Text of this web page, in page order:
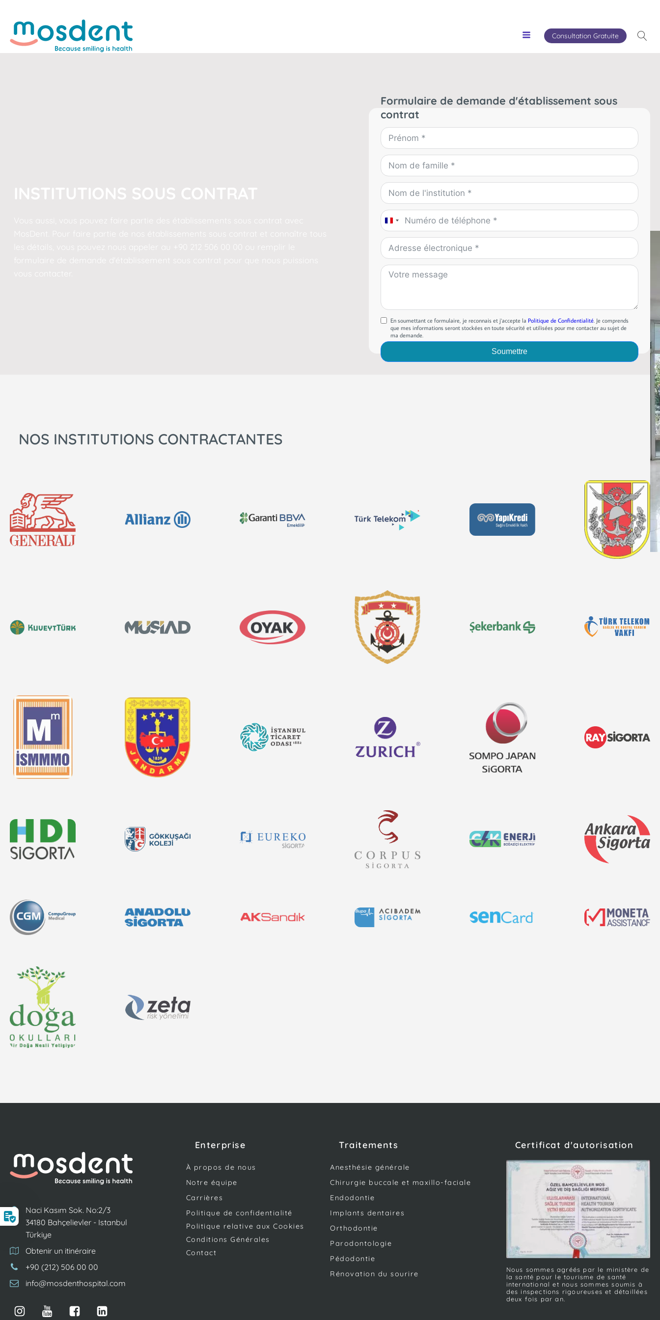
Consultation Gratuite
Formulaire de demande d'établissement sous
contrat
France
+33
En soumettant ce formulaire, je reconnais et j'accepte laPolitique de Confidentialité. Je comprends
que mes informations seront stockées en toute sécurité et utilisées pour me contacter au sujet de
ma demande.
Soumettre
NOS INSTITUTIONS CONTRACTANTES
Naci Kasım Sok. No:2/3
34180 Bahçelievler - Istanbul
Türkiye
Obtenir un itinéraire
+90 (212) 506 00 00
info@mosdenthospital.com
Enterprise
À propos de nous
Notre équipe
Carrières
Politique de confidentialité
Politique relative aux Cookies
Conditions Générales
Contact
Traitements
Anesthésie générale
Chirurgie buccale et maxillo-faciale
Endodontie
Implants dentaires
Orthodontie
Parodontologie
Pédodontie
Rénovation du sourire
Certificat d'autorisation
Nous sommes agréés par le ministère de
la santé pour le tourisme de santé
international et nous sommes soumis à
des inspections rigoureuses et détaillées
deux fois par an.